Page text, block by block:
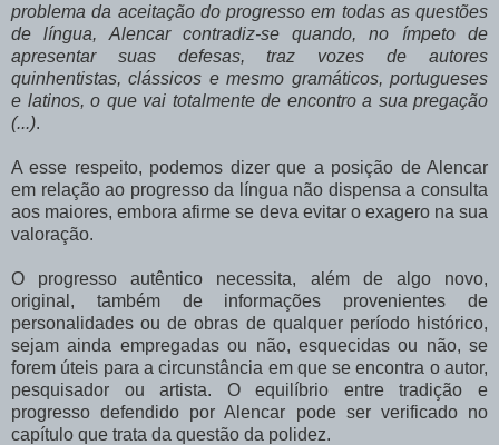
problema da aceitação do progresso em todas as questões
de língua, Alencar contradiz-se quando, no ímpeto de
apresentar suas defesas, traz vozes de autores
quinhentistas, clássicos e mesmo gramáticos, portugueses
e latinos, o que vai totalmente de encontro a sua pregação
(...).
A esse respeito, podemos dizer que a posição de Alencar
em relação ao progresso da língua não dispensa a consulta
aos maiores, embora afirme se deva evitar o exagero na sua
valoração.
O progresso autêntico necessita, além de algo novo,
original, também de informações provenientes de
personalidades ou de obras de qualquer período histórico,
sejam ainda empregadas ou não, esquecidas ou não, se
forem úteis para a circunstância em que se encontra o autor,
pesquisador ou artista. O equilíbrio entre tradição e
progresso defendido por Alencar pode ser verificado no
capítulo que trata da questão da polidez.